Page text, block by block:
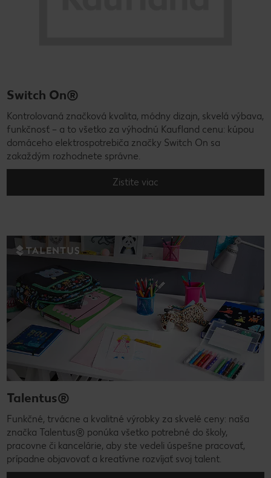
Switch On®
Kontrolovaná značková kvalita, módny dizajn, skvelá výbava,
funkčnosť – a to všetko za výhodnú Kaufland cenu: kúpou
domáceho elektrospotrebiča značky Switch On sa
zakaždým rozhodnete správne.
Zistite viac
Talentus®
Funkčné, trvácne a kvalitné výrobky za skvelé ceny: naša
značka Talentus® ponúka všetko potrebné do školy,
pracovne či kancelárie, aby ste vedeli úspešne pracovať,
prípadne objavovať a kreatívne rozvíjať svoj talent.